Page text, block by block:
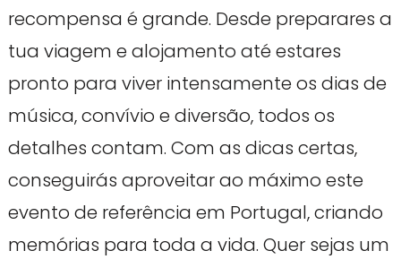
recompensa é grande. Desde preparares a
tua viagem e alojamento até estares
pronto para viver intensamente os dias de
música, convívio e diversão, todos os
detalhes contam. Com as dicas certas,
conseguirás aproveitar ao máximo este
evento de referência em Portugal, criando
memórias para toda a vida. Quer sejas um